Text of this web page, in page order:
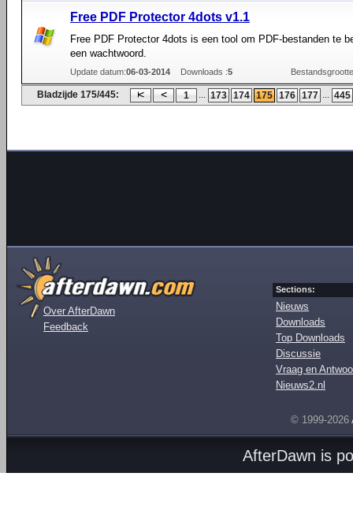
Free PDF Protector 4dots v1.1
Free PDF Protector 4dots is een tool om PDF-bestanden te
een wachtwoord.
Update datum:06-03-2014 Downloads :5
Bladzijde 175/445: 1 ... 173 174 175 176 177 ... 445
Over AfterDawn
Feedback
Sections:
Nieuws
Downloads
Top Downloads
Discussie
Vraag en
Nieuws2.nl
© 1999-2026
AfterDawn is